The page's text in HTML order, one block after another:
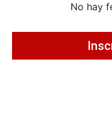
No hay